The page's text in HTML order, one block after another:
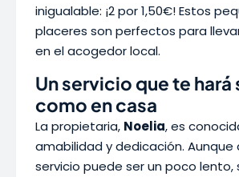
inigualable: ¡2 por 1,50€! Estos
placeres son perfectos para
en el acogedor local.
Un servicio que te hará
como en casa
La propietaria, Noelia, es
amabilidad y dedicación. Aunque
servicio puede ser un poco lento,